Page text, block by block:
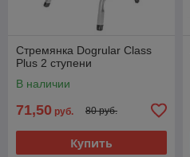
Стремянка Dogrular Class
Plus 2 ступени
В наличии
71,50 руб. 80 руб.
Купить